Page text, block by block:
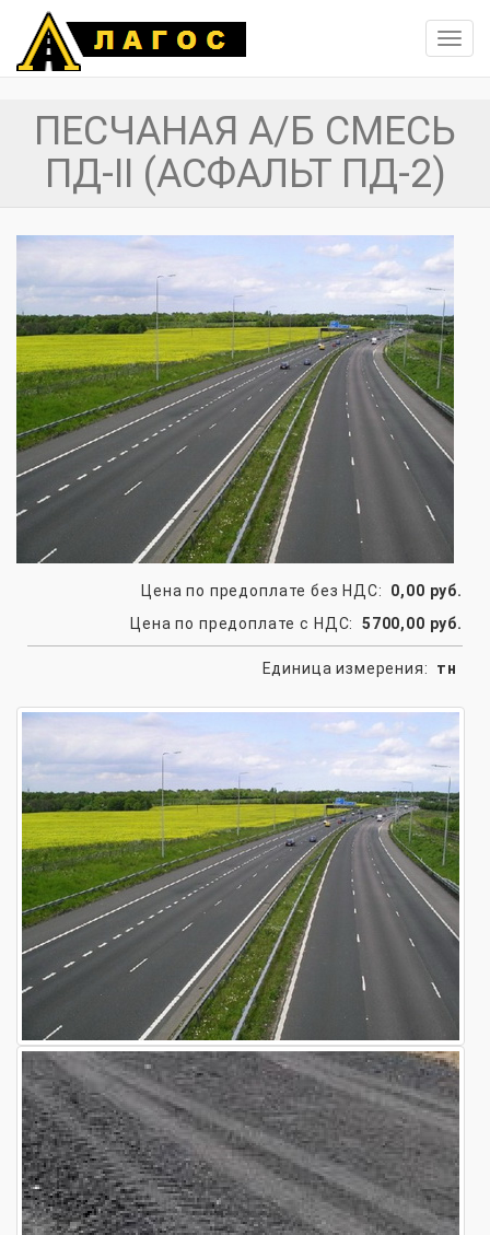
ПЕСЧАНАЯ А/Б СМЕСЬ
ПД-II (АСФАЛЬТ ПД-2)
Цена по предоплате без НДС: 0,00 руб.
Цена по предоплате с НДС: 5700,00 руб.
Единица измерения: тн